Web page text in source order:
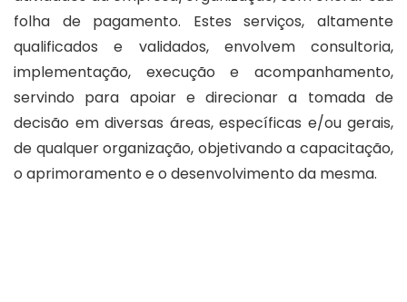
folha de pagamento. Estes serviços, altamente
qualificados e validados, envolvem consultoria,
implementação, execução e acompanhamento,
servindo para apoiar e direcionar a tomada de
decisão em diversas áreas, específicas e/ou gerais,
de qualquer organização, objetivando a capacitação,
o aprimoramento e o desenvolvimento da mesma.